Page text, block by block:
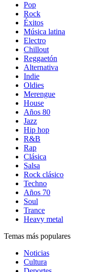
Pop
Rock
Éxitos
Música latina
Electro
Chillout
Reggaetón
Alternativa
Indie
Oldies
Merengue
House
Años 80
Jazz
Hip hop
R&B
Rap
Clásica
Salsa
Rock clásico
Techno
Años 70
Soul
Trance
Heavy metal
Temas más populares
Noticias
Cultura